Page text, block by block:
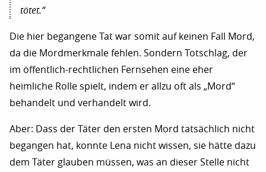
tötet.“
Die hier begangene Tat war somit auf keinen Fall Mord,
da die Mordmerkmale fehlen. Sondern Totschlag, der
im öffentlich-rechtlichen Fernsehen eine eher
heimliche Rolle spielt, indem er allzu oft als „Mord“
behandelt und verhandelt wird.
Aber: Dass der Täter den ersten Mord tatsächlich nicht
begangen hat, konnte Lena nicht wissen, sie hätte dazu
dem Täter glauben müssen, was an dieser Stelle nicht